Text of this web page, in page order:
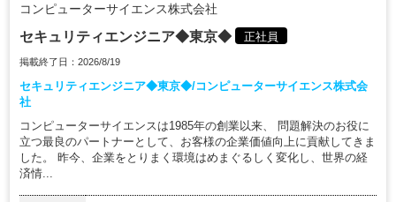
コンピューターサイエンス株式会社
セキュリティエンジニア◆東京◆ 正社員
掲載終了日：2026/8/19
セキュリティエンジニア◆東京◆/コンピューターサイエンス株式会
社
コンピューターサイエンスは1985年の創業以来、 問題解決のお役に
立つ最良のパートナーとして、お客様の企業価値向上に貢献してきま
した。 昨今、企業をとりまく環境はめまぐるしく変化し、世界の経
済情...